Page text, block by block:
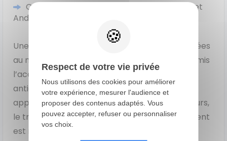
Connectivité smartphone : Apple CarPlay et
Android Auto sans fil.
Une vingtaine d’aides à la conduite sont intégrées
au nouveau Renault Master, le constructeur a mis
l’accent sur le confort et la sécurité tout en
anticipant la nouvelle norme GSR II qui sera en
application dès le mois de juillet 2024. Par ailleurs,
le train avant a été retravaillé, son empattement
est raccourci par rapport à la version
Respect de votre vie privée
Nous utilisons des cookies pour améliorer
votre expérience, mesurer l'audience et
proposer des contenus adaptés. Vous
pouvez accepter, refuser ou personnaliser
vos choix.